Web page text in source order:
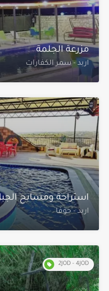
مزرعة الجلمة
اربد - سمر الكفارات
استراحة ومسابح
اربد - حوفا
2JOD - 4JOD